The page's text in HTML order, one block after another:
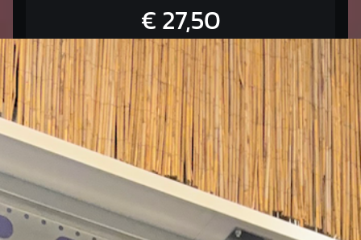
€ 27,50
1 keer per week inschrijven voor 1 van de
groepslessen.
-
Maandelijks opzegbaar
Meld je aan!
ONBEPERKT (MAANDELIJKS)